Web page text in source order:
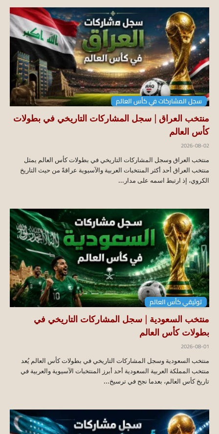
سجل المشاركات في كأس العالم
منتخب العراق | سجل المشاركات التاريخي في بطولات
كأس العالم
2026-08-02
منتخب العراق وسجل المشاركات التاريخي في بطولات كأس العالم يمثل
منتخب العراق أحد أكثر المنتخبات العربية والآسيوية عراقةً من حيث التاريخ
الكروي، إذ ارتبط اسمه على مدار...
توثيقي كأس العالم
منتخب السعودية | سجل المشاركات التاريخي في
بطولات كأس العالم
2026-08-01
منتخب السعودية وسجل المشاركات التاريخي في بطولات كأس العالم يُعد
منتخب المملكة العربية السعودية أحد أبرز المنتخبات الآسيوية والعربية في
تاريخ كأس العالم، بعدما نجح في ترسيخ...